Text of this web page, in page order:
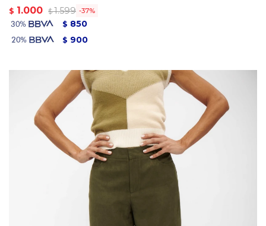
$ 1.000 $ 1.599 37
$ 850
$ 900